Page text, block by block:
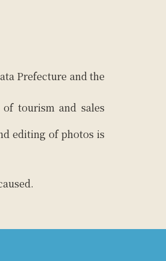
Prefecture and the
tourism and sales
editing of photos is